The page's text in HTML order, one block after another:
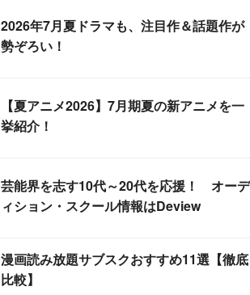
2026年7月夏ドラマも、注目作＆話題作が
勢ぞろい！
【夏アニメ2026】7月期夏の新アニメを一
挙紹介！
芸能界を志す10代～20代を応援！ オーデ
ィション・スクール情報はDeview
漫画読み放題サブスクおすすめ11選【徹底
比較】